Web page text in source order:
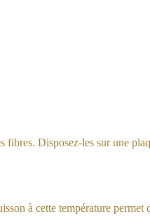
Disposez-les sur une
à cette température